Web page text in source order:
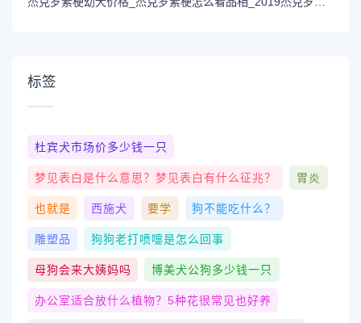
标签
杜宾犬市场价多少钱一只
梦见表白是什么意思？梦见表白有什么征兆？ 胃炎
也就是 西施犬 要学 狗不能吃什么？
雕塑品 狗狗老打喷嚏是怎么回事
母狗会来大姨妈吗 博美犬公狗多少钱一只
办公室适合放什么植物？5种花很常见也好养